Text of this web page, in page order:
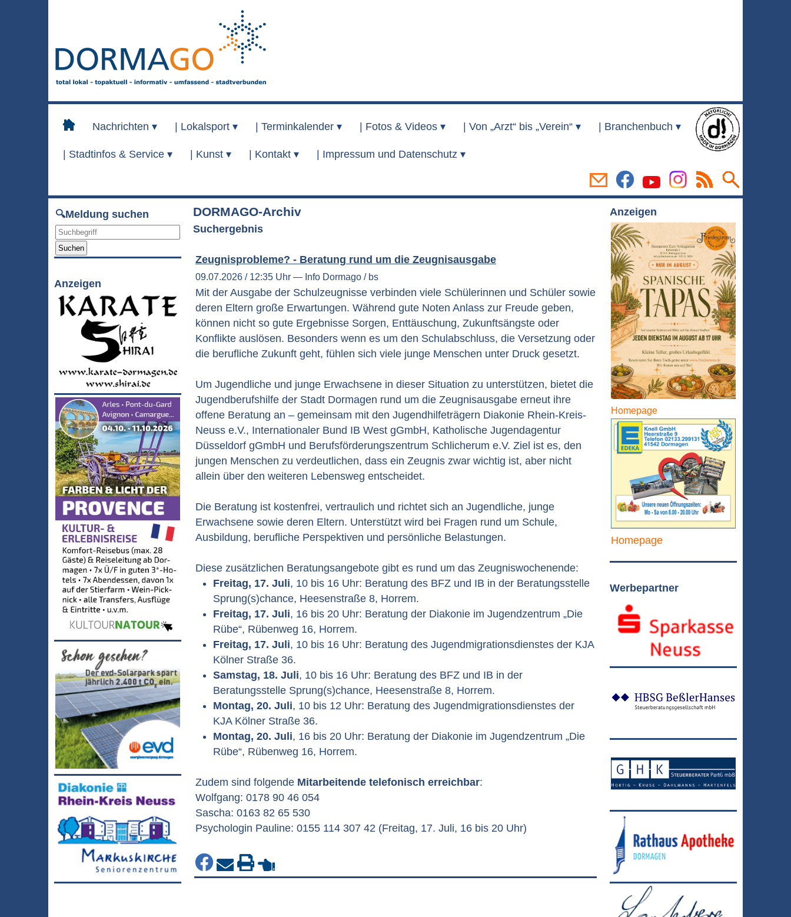
Nachrichten ▾ Lokalsport ▾ Terminkalender ▾ Fotos & Videos ▾ Von „Arzt“ bis „Verein“ ▾ Branchenbuch ▾
Stadtinfos & Service ▾ Kunst ▾ Kontakt ▾ Impressum und Datenschutz ▾
🔍Meldung suchen
Suchen
Anzeigen
DORMAGO-Archiv
Suchergebnis
Zeugnisprobleme? - Beratung rund um die Zeugnisausgabe
09.07.2026 / 12:35 Uhr — Info Dormago / bs
Mit der Ausgabe der Schulzeugnisse verbinden viele Schülerinnen und Schüler sowie
deren Eltern große Erwartungen. Während gute Noten Anlass zur Freude geben,
können nicht so gute Ergebnisse Sorgen, Enttäuschung, Zukunftsängste oder
Konflikte auslösen. Besonders wenn es um den Schulabschluss, die Versetzung oder
die berufliche Zukunft geht, fühlen sich viele junge Menschen unter Druck gesetzt.
Um Jugendliche und junge Erwachsene in dieser Situation zu unterstützen, bietet die
Jugendberufshilfe der Stadt Dormagen rund um die Zeugnisausgabe erneut ihre
offene Beratung an – gemeinsam mit den Jugendhilfeträgern Diakonie Rhein-Kreis-
Neuss e.V., Internationaler Bund IB West gGmbH, Katholische Jugendagentur
Düsseldorf gGmbH und Berufsförderungszentrum Schlicherum e.V. Ziel ist es, den
jungen Menschen zu verdeutlichen, dass ein Zeugnis zwar wichtig ist, aber nicht
allein über den weiteren Lebensweg entscheidet.
Die Beratung ist kostenfrei, vertraulich und richtet sich an Jugendliche, junge
Erwachsene sowie deren Eltern. Unterstützt wird bei Fragen rund um Schule,
Ausbildung, berufliche Perspektiven und persönliche Belastungen.
Diese zusätzlichen Beratungsangebote gibt es rund um das Zeugniswochenende:
Freitag, 17. Juli, 10 bis 16 Uhr: Beratung des BFZ und IB in der Beratungsstelle
Sprung(s)chance, Heesenstraße 8, Horrem.
Freitag, 17. Juli, 16 bis 20 Uhr: Beratung der Diakonie im Jugendzentrum „Die
Rübe“, Rübenweg 16, Horrem.
Freitag, 17. Juli, 10 bis 16 Uhr: Beratung des Jugendmigrationsdienstes der KJA
Kölner Straße 36.
Samstag, 18. Juli, 10 bis 16 Uhr: Beratung des BFZ und IB in der
Beratungsstelle Sprung(s)chance, Heesenstraße 8, Horrem.
Montag, 20. Juli, 10 bis 12 Uhr: Beratung des Jugendmigrationsdienstes der
KJA Kölner Straße 36.
Montag, 20. Juli, 16 bis 20 Uhr: Beratung der Diakonie im Jugendzentrum „Die
Rübe“, Rübenweg 16, Horrem.
Zudem sind folgende Mitarbeitende telefonisch erreichbar:
Wolfgang: 0178 90 46 054
Sascha: 0163 82 65 530
Psychologin Pauline: 0155 114 307 42 (Freitag, 17. Juli, 16 bis 20 Uhr)
Anzeigen
Homepage
Homepage
Werbepartner